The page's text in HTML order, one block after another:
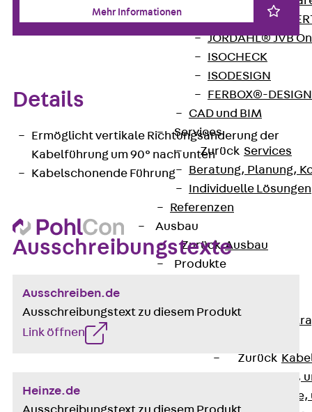
JORDAHL®
JORDAHL® JVB
ISOCHECK
ISODESIGN
FERBOX®-
CAD und BIM
Services
Zurück Services
Beratung, Planung,
Individuelle Lösungen
Referenzen
Ausbau
Zurück Ausbau
Produkte
Zurück
R Kabelrinne,
RS
Mehr Informationen
Details
Ermöglicht vertikale Richtungsänderung der
Kabelführung um 90° nach unten
Kabelschonende Führung
Ausschreibungstexte
Ausschreiben.de
Ausschreibungstext zu diesem Produkt
Link öffnen
Heinze.de